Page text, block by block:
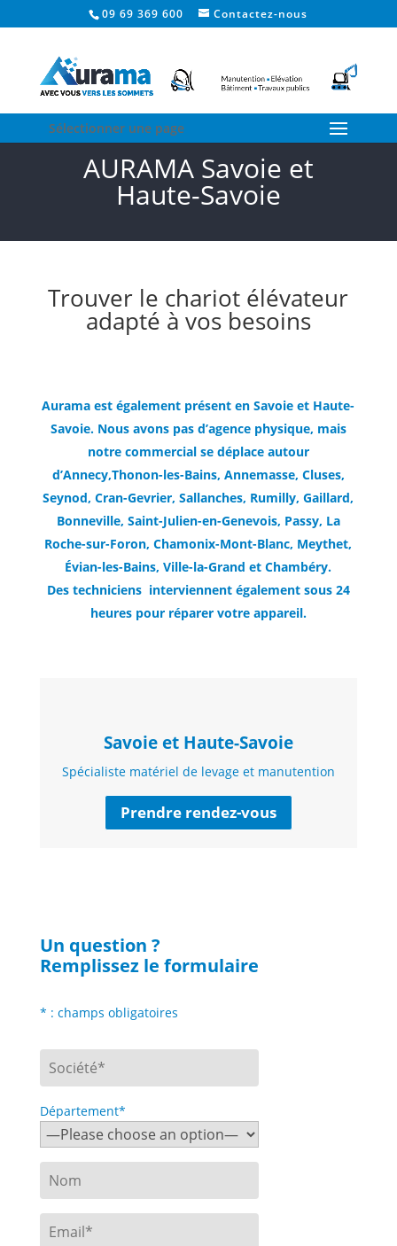
09 69 369 600 Contactez-nous
Sélectionner une page
AURAMA Savoie et
Haute-Savoie
Trouver le chariot élévateur
adapté à vos besoins
Aurama est également présent en Savoie et Haute-
Savoie. Nous avons pas d’agence physique, mais
notre commercial se déplace autour
d’Annecy,Thonon-les-Bains, Annemasse, Cluses,
Seynod, Cran-Gevrier, Sallanches, Rumilly, Gaillard,
Bonneville, Saint-Julien-en-Genevois, Passy, La
Roche-sur-Foron, Chamonix-Mont-Blanc, Meythet,
Évian-les-Bains, Ville-la-Grand et Chambéry.
Des techniciens interviennent également sous 24
heures pour réparer votre appareil.
Savoie et Haute-Savoie
Spécialiste matériel de levage et manutention
Prendre rendez-vous
Un question ?
Remplissez le formulaire
* : champs obligatoires
Département*